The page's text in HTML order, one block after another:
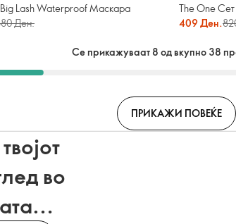
Lash Waterproof Маскара
Ден.
The One Сет
409 Ден.
Се прикажуваат 8 од вкупно 38
ПРИКАЖИ ПОВЕЌЕ
во